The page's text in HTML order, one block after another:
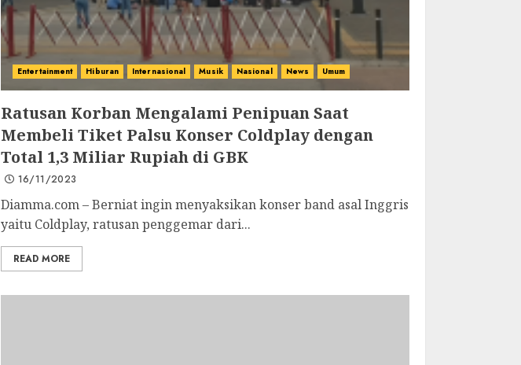
Entertainment Hiburan Internasional Musik Nasional News Umum
Ratusan Korban Mengalami Penipuan Saat
Membeli Tiket Palsu Konser Coldplay dengan
Total 1,3 Miliar Rupiah di GBK
16/11/2023
Diamma.com – Berniat ingin menyaksikan konser band asal Inggris
yaitu Coldplay, ratusan penggemar dari...
READ MORE